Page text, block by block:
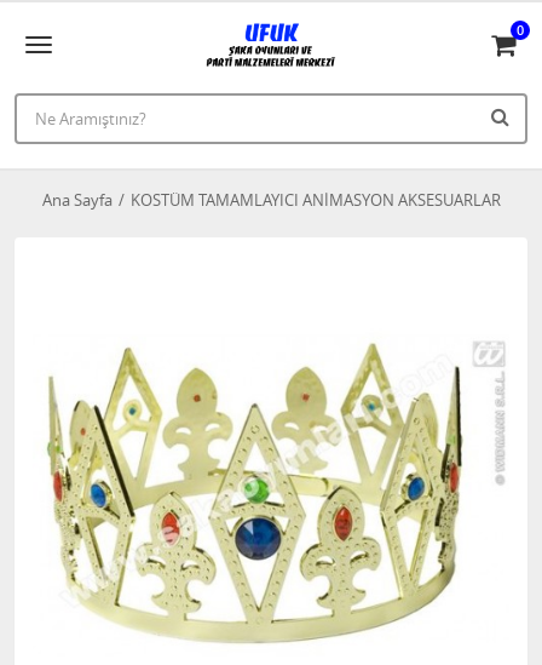
0
Ana Sayfa KOSTÜM TAMAMLAYICI ANİMASYON AKSESUARLAR